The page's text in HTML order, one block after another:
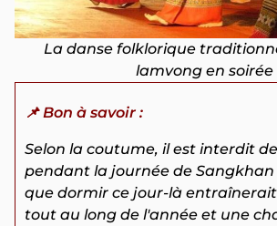
La danse folklorique
lamvong en soirée
📌 Bon à savoir :
Selon la coutume, il est interdit
pendant la journée de Sangkhan
que dormir ce jour-là
tout au long de l'année et une